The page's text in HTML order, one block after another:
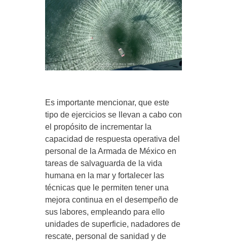
Es importante mencionar, que este
tipo de ejercicios se llevan a cabo con
el propósito de incrementar la
capacidad de respuesta operativa del
personal de la Armada de México en
tareas de salvaguarda de la vida
humana en la mar y fortalecer las
técnicas que le permiten tener una
mejora continua en el desempeño de
sus labores, empleando para ello
unidades de superficie, nadadores de
rescate, personal de sanidad y de